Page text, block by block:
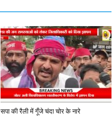
सपा की रैली में गूँजे चंदा चोर के नारे